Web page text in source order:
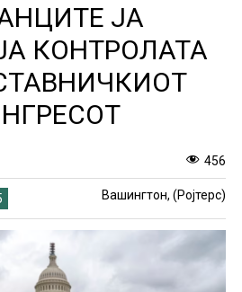
ЈА
КОНТРОЛАТА
456
Вашингтон, (Ројтерс)